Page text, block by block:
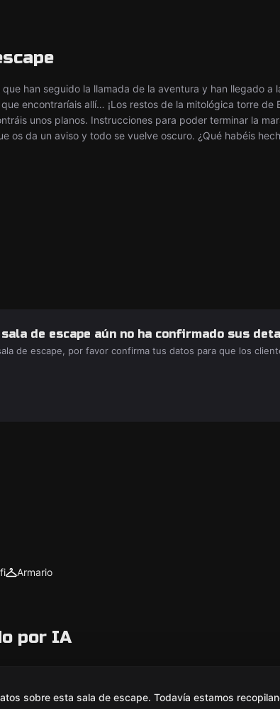
han seguido la llamada de la aventura y han llegado a
encontraríais allí… ¡Los restos de la mitológica torre de
unos planos. Instrucciones para poder terminar la
os da un aviso y todo se vuelve oscuro. ¿Qué habéis
de escape aún no ha confirmado sus
de escape, por favor confirma tus datos para que los
Armario
por IA
sobre esta sala de escape. Todavía estamos